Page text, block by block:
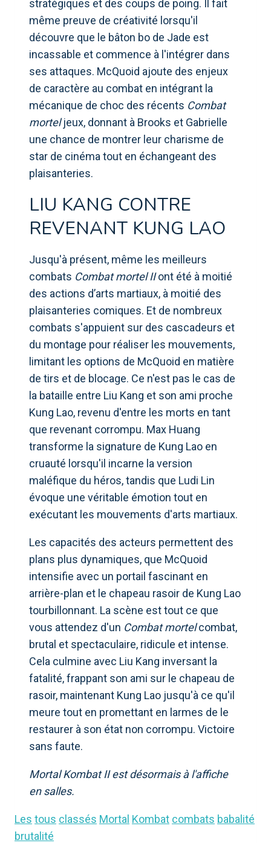
stratégiques et des coups de poing. Il fait
même preuve de créativité lorsqu'il
découvre que le bâton bo de Jade est
incassable et commence à l'intégrer dans
ses attaques. McQuoid ajoute des enjeux
de caractère au combat en intégrant la
mécanique de choc des récents Combat
morteljeux, donnant à Brooks et Gabrielle
une chance de montrer leur charisme de
star de cinéma tout en échangeant des
plaisanteries.
LIU KANG CONTRE
REVENANT KUNG LAO
Jusqu'à présent, même les meilleurs
combats Combat mortel IIont été à moitié
des actions d’arts martiaux, à moitié des
plaisanteries comiques. Et de nombreux
combats s'appuient sur des cascadeurs et
du montage pour réaliser les mouvements,
limitant les options de McQuoid en matière
de tirs et de blocage. Ce n'est pas le cas de
la bataille entre Liu Kang et son ami proche
Kung Lao, revenu d'entre les morts en tant
que revenant corrompu. Max Huang
transforme la signature de Kung Lao en
cruauté lorsqu'il incarne la version
maléfique du héros, tandis que Ludi Lin
évoque une véritable émotion tout en
exécutant les mouvements d'arts martiaux.
Les capacités des acteurs permettent des
plans plus dynamiques, que McQuoid
intensifie avec un portail fascinant en
arrière-plan et le chapeau rasoir de Kung Lao
tourbillonnant. La scène est tout ce que
vous attendez d'un Combat mortelcombat,
brutal et spectaculaire, ridicule et intense.
Cela culmine avec Liu Kang inversant la
fatalité, frappant son ami sur le chapeau de
rasoir, maintenant Kung Lao jusqu'à ce qu'il
meure tout en promettant en larmes de le
restaurer à son état non corrompu. Victoire
sans faute.
Mortal Kombat II est désormais à l'affiche
en salles.
Les tous classés Mortal Kombat combats babalité
brutalité